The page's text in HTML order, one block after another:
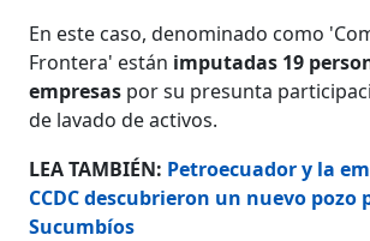
En este caso, denominado como
Frontera' están imputadas 19
empresas por su presunta
de lavado de activos.
LEA TAMBIÉN: Petroecuador y la
CCDC descubrieron un nuevo pozo
Sucumbíos